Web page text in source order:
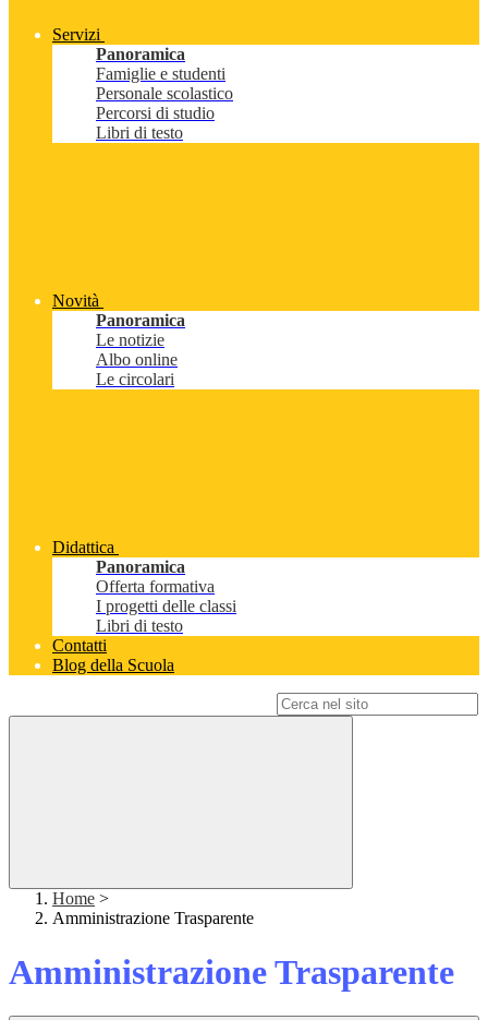
Servizi
Panoramica
Famiglie e studenti
Personale scolastico
Percorsi di studio
Libri di testo
Novità
Panoramica
Le notizie
Albo online
Le circolari
Didattica
Panoramica
Offerta formativa
I progetti delle classi
Libri di testo
Contatti
Blog della Scuola
Home >
Amministrazione Trasparente
Amministrazione Trasparente